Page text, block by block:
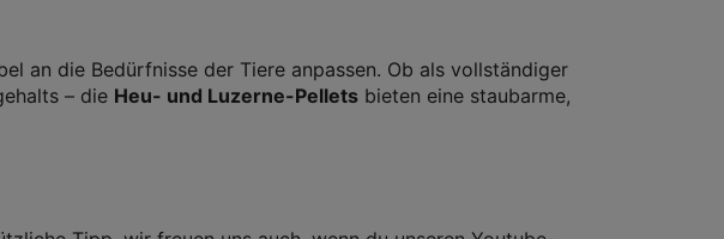
an die Bedürfnisse der Tiere anpassen. Ob als vollständiger
– die Heu- und Luzerne-Pellets bieten eine staubarme,